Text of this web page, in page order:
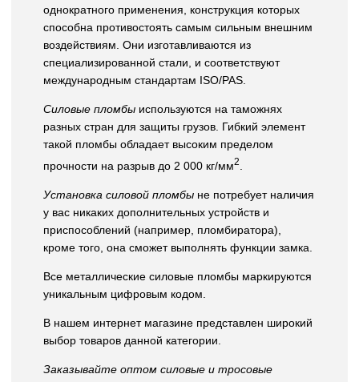
однократного применения, конструкция которых
способна противостоять самым сильным внешним
воздействиям. Они изготавливаются из
специализированной стали, и соответствуют
международным стандартам ISO/PAS.
Силовые пломбы используются на таможнях
разных стран для защиты грузов. Гибкий элемент
такой пломбы обладает высоким пределом
прочности на разрыв до 2 000 кг/мм2
Установка силовой пломбы не потребует наличия
у вас никаких дополнительных устройств и
приспособлений (например, пломбиратора),
кроме того, она сможет выполнять функции замка.
Все металлические силовые пломбы маркируются
уникальным цифровым кодом.
В нашем интернет магазине представлен широкий
выбор товаров данной категории.
Заказывайте оптом силовые и тросовые